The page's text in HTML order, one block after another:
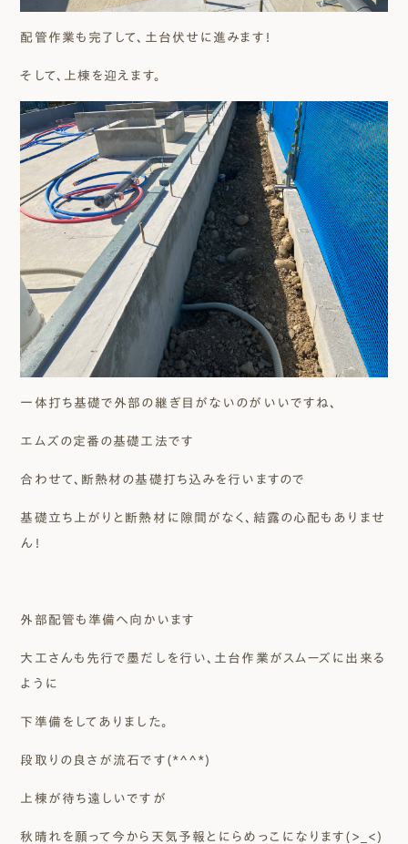
配管作業も完了して、土台伏せに進みます！
そして、上棟を迎えます。
一体打ち基礎で外部の継ぎ目がないのがいいですね、
エムズの定番の基礎工法です
合わせて、断熱材の基礎打ち込みを行いますので
基礎立ち上がりと断熱材に隙間がなく、結露の心配もありませ
ん！
外部配管も準備へ向かいます
大工さんも先行で墨だしを行い、土台作業がスムーズに出来る
ように
下準備をしてありました。
段取りの良さが流石です(*^^*)
上棟が待ち遠しいですが
秋晴れを願って今から天気予報とにらめっこになります(>_<)